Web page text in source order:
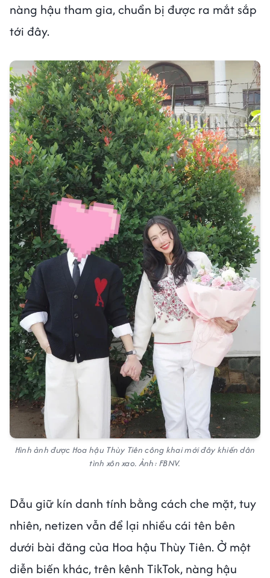
nàng hậu tham gia, chuẩn bị được ra mắt sắp
tới đây.
Hình ảnh được Hoa hậu Thùy Tiên công khai mới đây khiến dân
tình xôn xao. Ảnh: FBNV.
Dẫu giữ kín danh tính bằng cách che mặt, tuy
nhiên, netizen vẫn để lại nhiều cái tên bên
dưới bài đăng của Hoa hậu Thùy Tiên. Ở một
diễn biến khác, trên kênh TikTok, nàng hậu